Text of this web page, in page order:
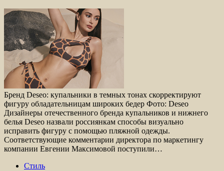
Бренд Deseo: купальники в темных тонах скорректируют
фигуру обладательницам широких бедер Фото: Deseo
Дизайнеры отечественного бренда купальников и нижнего
белья Deseo назвали россиянкам способы визуально
исправить фигуру с помощью пляжной одежды.
Соответствующие комментарии директора по маркетингу
компании Евгении Максимовой поступили…
Стиль